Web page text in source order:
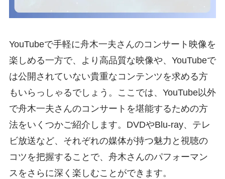
YouTubeで手軽に舟木一夫さんのコンサート映像を
楽しめる一方で、より高品質な映像や、YouTubeで
は公開されていない貴重なコンテンツを求める方
もいらっしゃるでしょう。ここでは、YouTube以外
で舟木一夫さんのコンサートを堪能するための方
法をいくつかご紹介します。DVDやBlu-ray、テレ
ビ放送など、それぞれの媒体が持つ魅力と視聴の
コツを把握することで、舟木さんのパフォーマン
スをさらに深く楽しむことができます。